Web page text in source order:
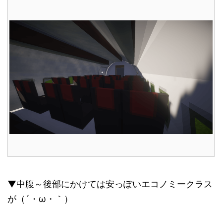
▼中腹～後部にかけては安っぽいエコノミークラス
が（´・ω・｀）